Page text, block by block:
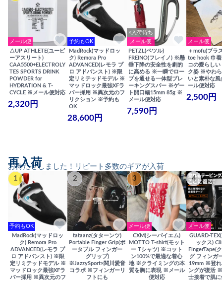
メール便
△UP ATHLETE(ユーピ
ーアスリート)
CAA5500+ELECTROLY
TES SPORTS DRINK
POWDER for
HYDRATION & T-
CYCLE ※メール便対応
2,320円
予約もOK
MadRock(マッドロッ
ク) Remora Pro
ADVANCED(レモラ プ
ロ アドバンスト) ※限
定リミテッドモデル ※
マッドロック最強XFラ
バー採用 ※異次元のフ
リクション ※予約も
OK
28,600円
×入荷待ち
メール便
PETZL(ペツル)
FREINO(フレイノ) ※懸
垂下降の安全性を劇的
に高める ※一瞬でロー
プを通せる一体型ブレ
ーキングスパー ※ゲー
ト開口幅15mm 85g ※
メール便対応
7,590円
メール便
＋mofu(プラ
toe hook 巾
コの愛らしい
ク姿 ※やわ
いと素朴な
ール便対応
2,500円
お待たせしました！リピート多数のギアが入荷
再入荷
1
予約もOK
MadRock(マッドロッ
ク) Remora Pro
ADVANCED(レモラ プ
ロ アドバンスト) ※限
定リミテッドモデル ※
マッドロック最強XFラ
バー採用 ※異次元のフ
2
tataanz(タターンツ)
Portable Finger Grip(ポ
ータブル フィンガー
グリップ)
※JazzySport×関川愛音
コラボ ※フィンガーリ
フトにも
3
メール便
CXM(シーバイエム)
MOTTO T-shirt(モット
ー Tシャツ) ※コット
ン100%で最適な着心
地 ※クライミングの本
質を胸に表現 ※メール
便対応
4
メール便
GUARD-
ックス)
FingerTape(
グ フィンガ
19mm ※登れ
ングが復活
士接着で肌